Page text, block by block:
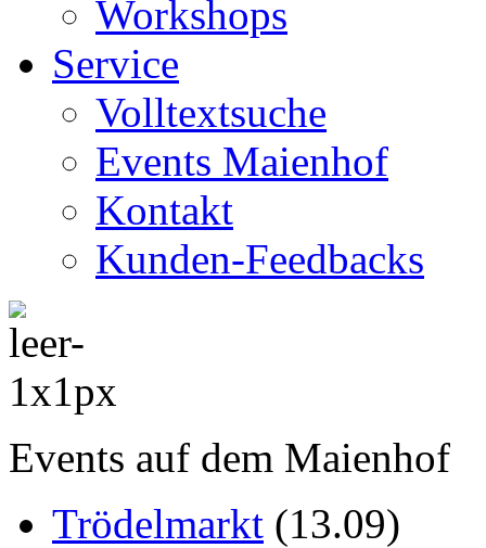
Workshops
Service
Volltextsuche
Events Maienhof
Kontakt
Kunden-Feedbacks
Events auf dem Maienhof
Trödelmarkt (13.09)